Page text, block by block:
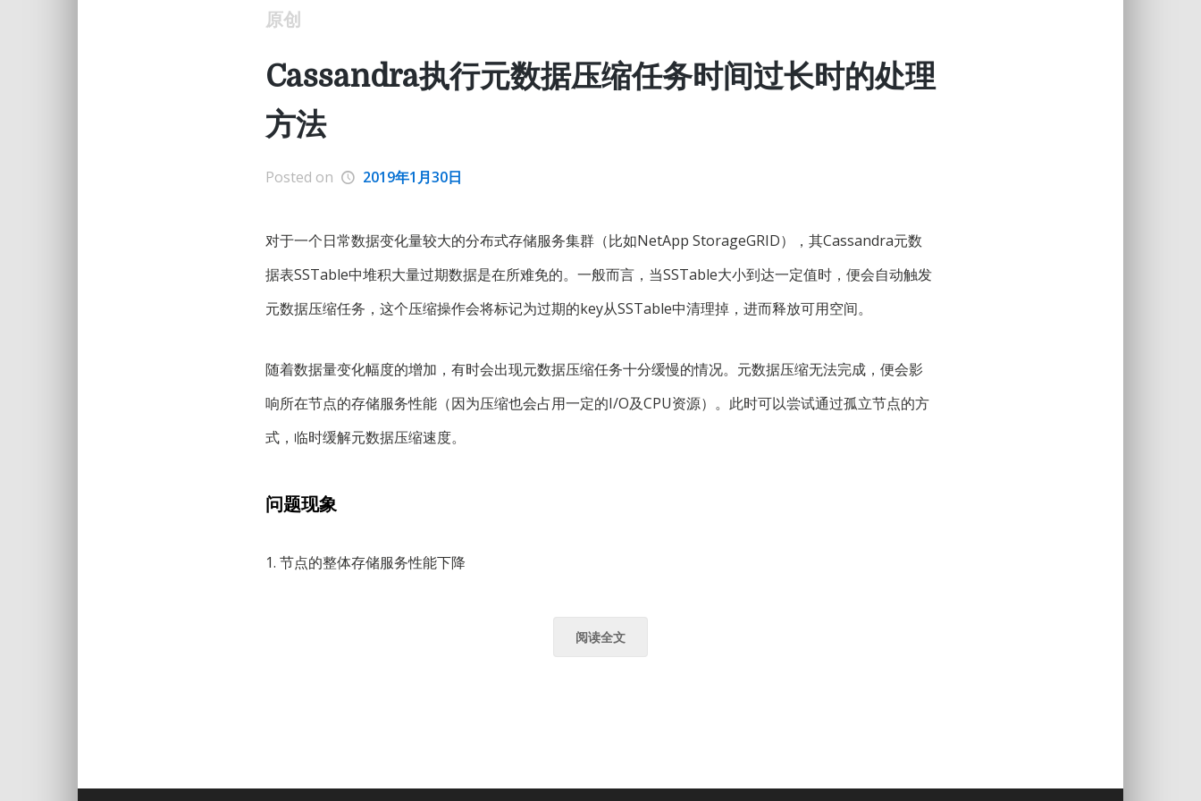
原创
Cassandra执行元数据压缩任务时间过长时的处理
方法
Posted on 2019年1月30日
对于一个日常数据变化量较大的分布式存储服务集群（比如NetApp StorageGRID），其Cassandra元数
据表SSTable中堆积大量过期数据是在所难免的。一般而言，当SSTable大小到达一定值时，便会自动触发
元数据压缩任务，这个压缩操作会将标记为过期的key从SSTable中清理掉，进而释放可用空间。
随着数据量变化幅度的增加，有时会出现元数据压缩任务十分缓慢的情况。元数据压缩无法完成，便会影
响所在节点的存储服务性能（因为压缩也会占用一定的I/O及CPU资源）。此时可以尝试通过孤立节点的方
式，临时缓解元数据压缩速度。
问题现象
1. 节点的整体存储服务性能下降
阅读全文